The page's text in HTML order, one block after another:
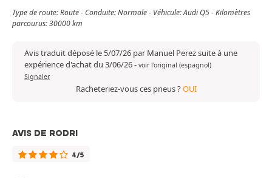
Type de route: Route - Conduite: Normale - Véhicule: Audi Q5 - Kilomètres
parcourus: 30000 km
Avis traduit déposé le 5/07/26 par Manuel Perez suite à une
expérience d'achat du 3/06/26- voir l'original (espagnol)
Signaler
Racheteriez-vous ces pneus ?OUI
AVIS DE RODRI
4/5